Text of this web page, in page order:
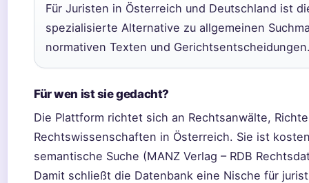
Für Juristen in Österreich und Deutschland ist
spezialisierte Alternative zu allgemeinen
normativen Texten und
Für wen ist sie gedacht?
Die Plattform richtet sich an Rechtsanwälte,
Rechtswissenschaften in Österreich. Sie ist
semantische Suche (MANZ Verlag – RDB
Damit schließt die Datenbank eine Nische für